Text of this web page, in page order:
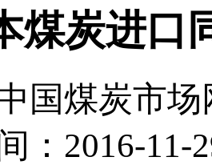
煤炭进口
国煤炭市场
：2016-11-